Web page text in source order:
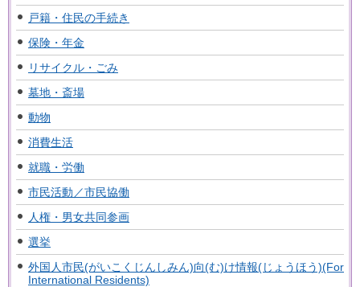
戸籍・住民の手続き
保険・年金
リサイクル・ごみ
墓地・斎場
動物
消費生活
就職・労働
市民活動／市民協働
人権・男女共同参画
選挙
外国人市民(がいこくじんしみん)向(む)け情報(じょうほう)(For
International Residents)